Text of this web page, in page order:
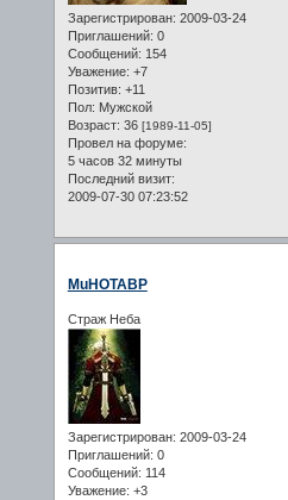
Зарегистрирован: 2009-03-24
Приглашений: 0
Сообщений: 154
Уважение: +7
Позитив: +11
Пол: Мужской
Возраст: 36 [1989-11-05]
Провел на форуме:
5 часов 32 минуты
Последний визит:
2009-07-30 07:23:52
MuHOTABP
Страж Неба
Зарегистрирован: 2009-03-24
Приглашений: 0
Сообщений: 114
Уважение: +3